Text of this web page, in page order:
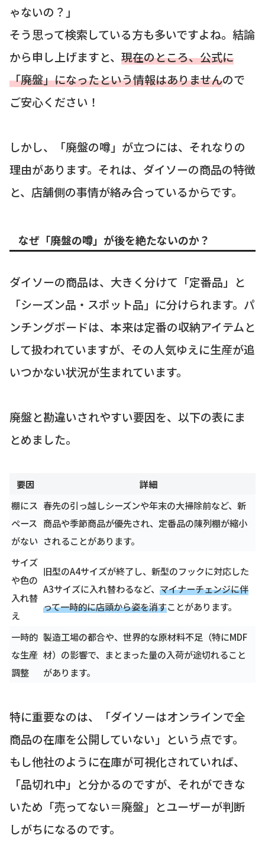
ゃないの？」
そう思って検索している方も多いですよね。結論
から申し上げますと、 現在のところ、公式に
「廃盤」になったという情報はありませんので
ご安心ください！
しかし、「廃盤の噂」が立つには、それなりの
理由があります。それは、ダイソーの商品の特徴
と、店舗側の事情が絡み合っているからです。
なぜ「廃盤の噂」が後を絶たないのか？
ダイソーの商品は、大きく分けて「定番品」と
「シーズン品・スポット品」に分けられます。パ
ンチングボードは、本来は定番の収納アイテムと
して扱われていますが、その人気ゆえに生産が追
いつかない状況が生まれています。
廃盤と勘違いされやすい要因を、以下の表にま
とめました。
要因
詳細
棚にス
ペース
がない
春先の引っ越しシーズンや年末の大掃除前など、新
商品や季節商品が優先され、定番品の陳列棚が縮小
されることがあります。
サイズ
や色の
入れ替
え
旧型のA4サイズが終了し、新型のフックに対応した
A3サイズに入れ替わるなど、 マイナーチェンジに伴
って一時的に店頭から姿を消すことがあります。
一時的
な生産
調整
製造工場の都合や、世界的な原材料不足（特にMDF
材）の影響で、まとまった量の入荷が途切れること
があります。
特に重要なのは、「ダイソーはオンラインで全
商品の在庫を公開していない」という点です。
もし他社のように在庫が可視化されていれば、
「品切れ中」と分かるのですが、それができな
いため「売ってない＝廃盤」とユーザーが判断
しがちになるのです。